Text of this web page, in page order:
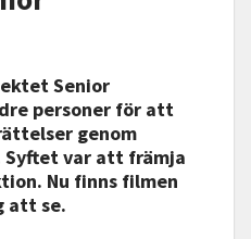
Senior
personer för att
genom
Syftet var att främja
Nu finns filmen
att se.